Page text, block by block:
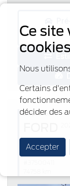
Disponible
Edge
Ce site
cookies
Nous
Certains
décider des
Accepter